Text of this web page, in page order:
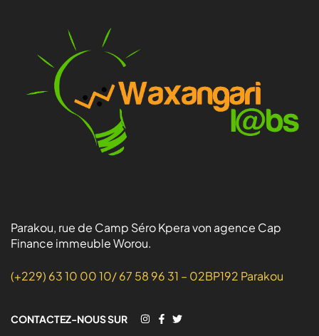
Parakou, rue de Camp Séro Kpera von agence Cap
Finance immeuble Worou.
(+229) 63 10 00 10/ 67 58 96 31 – 02BP192 Parakou
CONTACTEZ-NOUS SUR